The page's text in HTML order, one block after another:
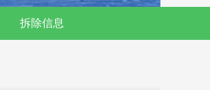
拆除信息